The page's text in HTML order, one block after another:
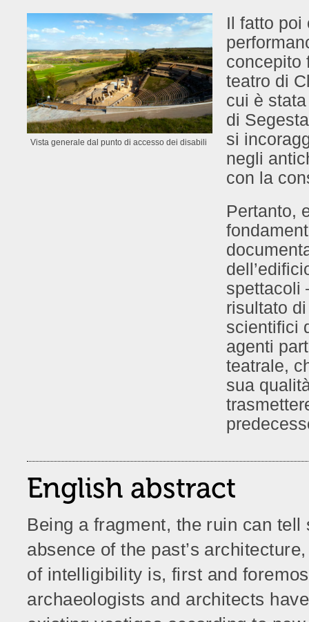
Vista generale dal punto di accesso dei disabili
Il fatto poi
concepito
teatro di
cui è
di
si
negli
con la
Pertanto,
spettacoli
risultato
scientifici
agenti
teatrale,
sua
English abstract
Being a fragment, the ruin can
absence of the past’s
of intelligibility is, first and
archaeologists and architects